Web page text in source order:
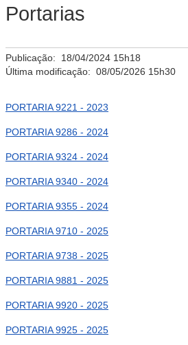
Portarias
Publicação: 18/04/2024 15h18
Última modificação: 08/05/2026 15h30
PORTARIA 9221 - 2023
PORTARIA 9286 - 2024
PORTARIA 9324 - 2024
PORTARIA 9340 - 2024
PORTARIA 9355 - 2024
PORTARIA 9710 - 2025
PORTARIA 9738 - 2025
PORTARIA 9881 - 2025
PORTARIA 9920 - 2025
PORTARIA 9925 - 2025